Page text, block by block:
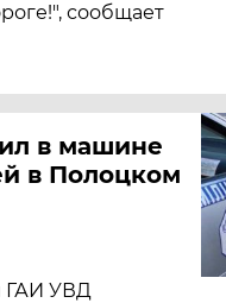
сообщает
в машине
в Полоцком
ГАИ УВД